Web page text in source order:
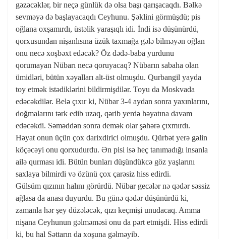
gəzəcəklər, bir neçə günlük də olsa başı qarışacaqdı. Bəlkə
sevməyə də başlayacaqdı Ceyhunu. Şəklini görmüşdü; pis
oğlana oxşamırdı, üstəlik yaraşıqlı idi. İndi isə düşünürdü,
qorxusundan nişanlısına üzük taxmağa gələ bilməyən oğlan
onu necə xoşbəxt edəcək? Öz dədə-baba yurdunu
qorumayan Nübarı necə qoruyacaq? Nübarın sabaha olan
ümidləri, bütün xəyalları alt-üst olmuşdu. Qurbangil yayda
toy etmək istədiklərini bildirmişdilər. Toyu da Moskvada
edəcəkdilər. Belə çıxır ki, Nübar 3-4 aydan sonra yaxınlarını,
doğmalarını tərk edib uzaq, qərib yerdə həyatına davam
edəcəkdi. Səməddən sonra demək olar şəhərə çıxmırdı.
Həyat onun üçün çox darixdirici olmuşdu. Qürbət yerə gəlin
köçəcəyi onu qorxudurdu. Ən pisi isə heç tanımadığı insanla
ailə qurması idi. Bütün bunları düşündükcə göz yaşlarını
saxlaya bilmirdi və özünü çox çarəsiz hiss edirdi.
Gülsüm qızının halını görürdü. Nübar gecələr nə qədər səssiz
ağlasa da anası duyurdu. Bu günə qədər düşünürdü ki,
zamanla hər şey düzələcək, qızı keçmişi unudacaq. Amma
nişana Ceyhunun gəlməməsi onu da pərt etmişdi. Hiss edirdi
ki, bu hal Səttarın da xoşuna gəlməyib.